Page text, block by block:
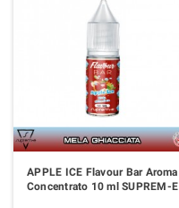
APPLE ICE Flavour Bar Aroma
Concentrato 10 ml SUPREM-E